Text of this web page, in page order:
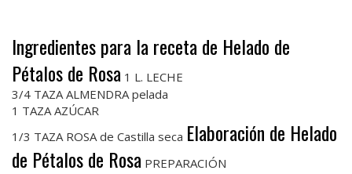
Ingredientes para la receta de Helado de
Pétalos de Rosa 1 L. LECHE
3/4 TAZA ALMENDRA pelada
1 TAZA AZÚCAR
1/3 TAZA ROSA de Castilla seca Elaboración de Helado
de Pétalos de Rosa PREPARACIÓN